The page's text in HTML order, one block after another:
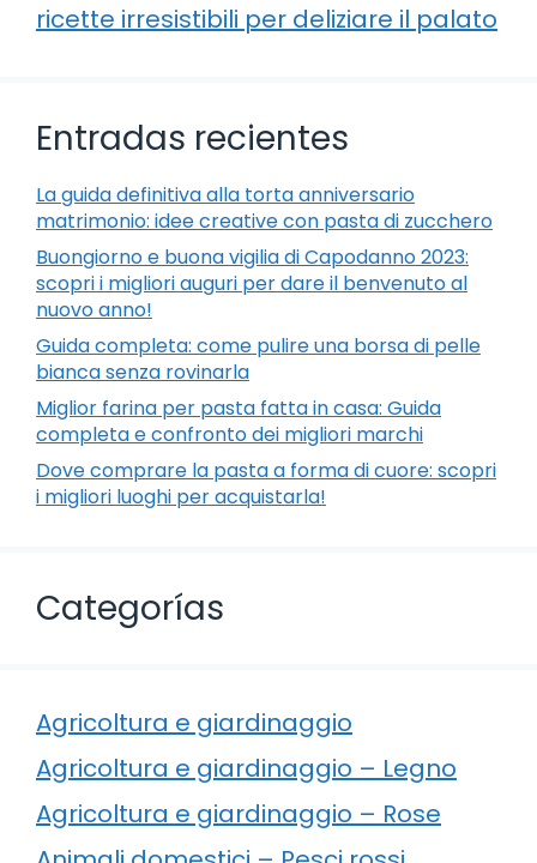
ricette irresistibili per deliziare il palato
Entradas recientes
La guida definitiva alla torta anniversario
matrimonio: idee creative con pasta di zucchero
Buongiorno e buona vigilia di Capodanno 2023:
scopri i migliori auguri per dare il benvenuto al
nuovo anno!
Guida completa: come pulire una borsa di pelle
bianca senza rovinarla
Miglior farina per pasta fatta in casa: Guida
completa e confronto dei migliori marchi
Dove comprare la pasta a forma di cuore: scopri
i migliori luoghi per acquistarla!
Categorías
Agricoltura e giardinaggio
Agricoltura e giardinaggio – Legno
Agricoltura e giardinaggio – Rose